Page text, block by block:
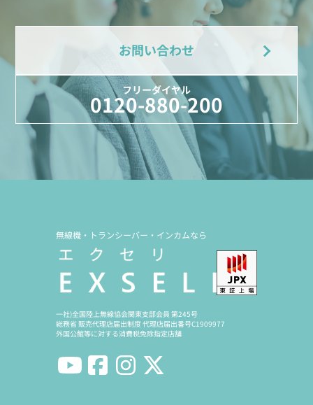
お問い合わせ
フリーダイヤル
0120-880-200
無線機・トランシーバー・インカムなら
一社)全国陸上無線協会関東支部会員 第245号
総務省 販売代理店届出制度 代理店届出番号C1909977
外国公館等に対する消費税免除指定店舗